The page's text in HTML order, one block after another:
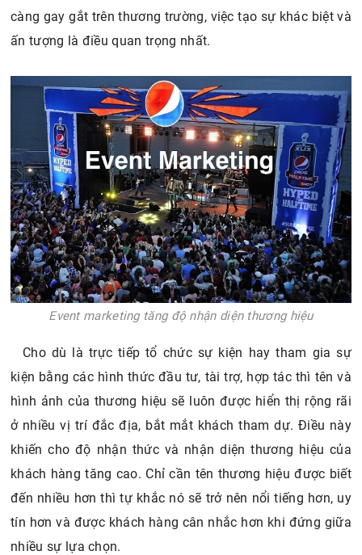
càng gay gắt trên thương trường, việc tạo sự khác biệt và
ấn tượng là điều quan trọng nhất.
Event marketing tăng độ nhận diện thương hiệu
Cho dù là trực tiếp tổ chức sự kiện hay tham gia sự
kiện bằng các hình thức đầu tư, tài trợ, hợp tác thì tên và
hình ảnh của thương hiệu sẽ luôn được hiển thị rộng rãi
ở nhiều vị trí đắc địa, bắt mắt khách tham dự. Điều này
khiến cho độ nhận thức và nhận diện thương hiệu của
khách hàng tăng cao. Chỉ cần tên thương hiệu được biết
đến nhiều hơn thì tự khắc nó sẽ trở nên nổi tiếng hơn, uy
tín hơn và được khách hàng cân nhắc hơn khi đứng giữa
nhiều sự lựa chọn.